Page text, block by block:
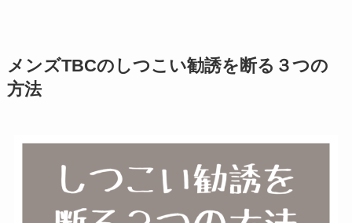
メンズTBCのしつこい勧誘を断る３つの
方法